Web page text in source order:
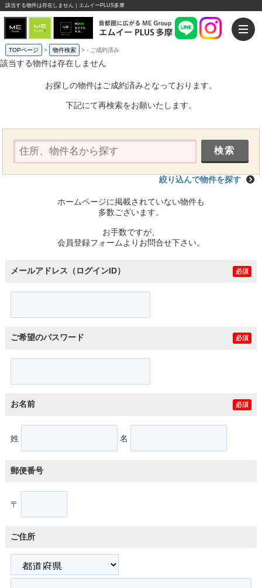
該当する物件は存在しません｜エムイーPLUS多摩
TOPページ > 物件検索 >- ご成約済み
該当する物件は存在しません
お探しの物件はご成約済みとなっております。
下記にて再検索をお願いたします。
絞り込んで物件を探す
ホームページに掲載されていない物件も
多数ございます。
お手数ですが、
会員登録フォームよりお問合せ下さい。
メールアドレス（ログインID） 必須
ご希望のパスワード 必須
お名前 必須
姓 名
郵便番号
〒
ご住所